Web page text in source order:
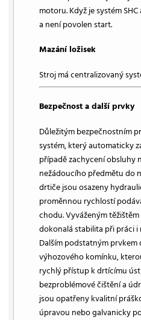
motoru. Když je systém
a není povolen start.
Mazání ložisek
Stroj má centralizovaný
Bezpečnost a další prvky
Důležitým bezpečnostním
systém, který automaticky
případě zachycení obsluhy
nežádoucího předmětu do
drtiče jsou osazeny
proměnnou rychlostí
chodu. Vyváženým
dokonalá stabilita při práci i
Dalším podstatným
výhozového komínku,
rychlý přístup k drtícímu
bezproblémové čištění a
jsou opatřeny kvalitní
úpravou nebo galvanicky